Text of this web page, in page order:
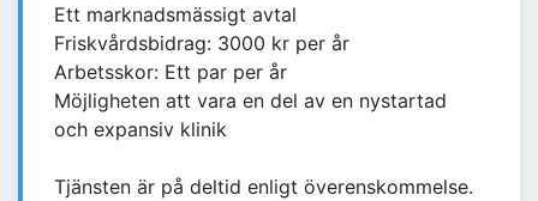
Ett marknadsmässigt avtal
Friskvårdsbidrag: 3000 kr per år
Arbetsskor: Ett par per år
Möjligheten att vara en del av en nystartad
och expansiv klinik
Tjänsten är på deltid enligt överenskommelse.